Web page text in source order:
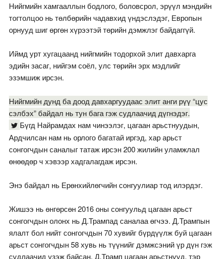
Нийгмийн хамгааллын бодлого, боловсрол, эрүүл мэндийн
тогтолцоо нь төлбөрийн чадавхид үндэслэдэг, Европын
орнууд шиг өргөн хүрээтэй төрийн дэмжлэг байдаггүй.
Иймд урт хугацаанд нийгмийн тодорхой элит давхарга
эдийн засаг, нийгэм соёл, улс төрийн эрх мэдлийг
эзэмшиж ирсэн.
Нийгмийн дунд ба доод давхаргуудаас элит анги рүү “цус
сэлбэх” байдал нь тун бага гэж судлаачид дүгнэдэг.
Бүгд Найрамдах нам чинээлэг, цагаан арьстнуудын,
Ардчилсан нам нь орлого багатай иргэд, хар арьст
сонгогчдын саналыг татаж ирсэн 200 жилийн уламжлал
өнөөдөр ч хэвээр хадгалагдаж ирсэн.
Энэ байдал нь Ерөнхийлөгчийн сонгуулиар тод илэрдэг.
Жишээ нь өнгөрсөн 2016 оны сонгуульд цагаан арьст
сонгогчдын олонх нь Д.Трампад саналаа өгчээ. Д.Трампын
ялалт бол нийт сонгогчдын 70 хувийг бүрдүүлж буй цагаан
арьст сонгогчдын 58 хувь нь түүнийг дэмжсэний үр дүн гэж
судлаачид үзэж байсан. Д.Трамп цагаан арьстнууд, тэр